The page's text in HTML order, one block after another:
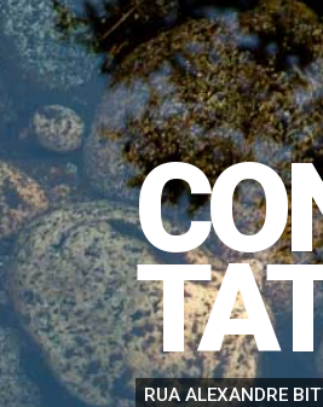
RUA ALEXANDRE